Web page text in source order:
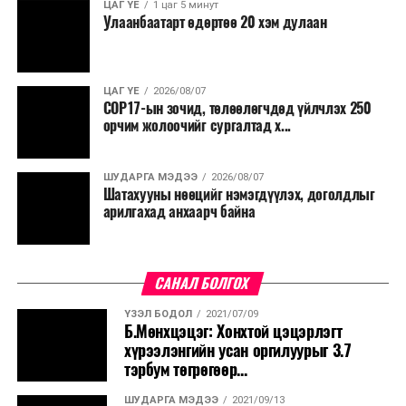
ЦАГ ҮЕ 1 цаг 5 минут
Улаанбаатарт өдөртөө 20 хэм дулаан
ЦАГ ҮЕ 2026/08/07
COP17-ын зочид, төлөөлөгчдөд үйлчлэх 250
орчим жолоочийг сургалтад х...
ШУДАРГА МЭДЭЭ 2026/08/07
Шатахууны нөөцийг нэмэгдүүлэх, доголдлыг
арилгахад анхаарч байна
САНАЛ БОЛГОХ
ҮЗЭЛ БОДОЛ 2021/07/09
Б.Мөнхцэцэг: Хонхтой цэцэрлэгт
хүрээлэнгийн усан оргилуурыг 3.7
тэрбум төгрөгөөр...
ШУДАРГА МЭДЭЭ 2021/09/13